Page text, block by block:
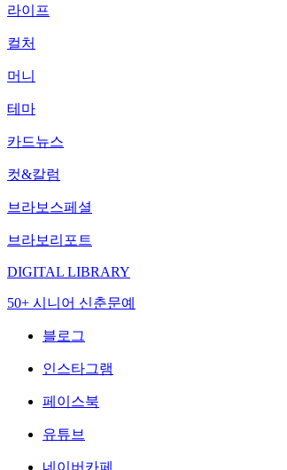
라이프
컬처
머니
테마
카드뉴스
컷&칼럼
브라보스페셜
브라보리포트
DIGITAL LIBRARY
50+ 시니어 신춘문예
블로그
인스타그램
페이스북
유튜브